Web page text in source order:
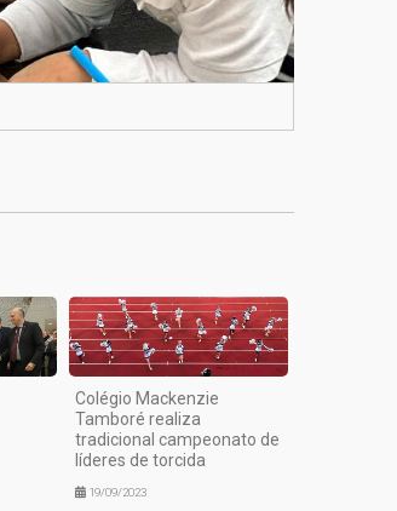
Colégio Mackenzie
Tamboré realiza
tradicional campeonato de
líderes de torcida
19/09/2023